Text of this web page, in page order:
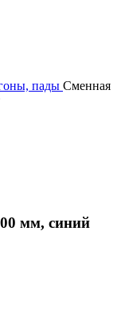
пады Сменная
мм, синий